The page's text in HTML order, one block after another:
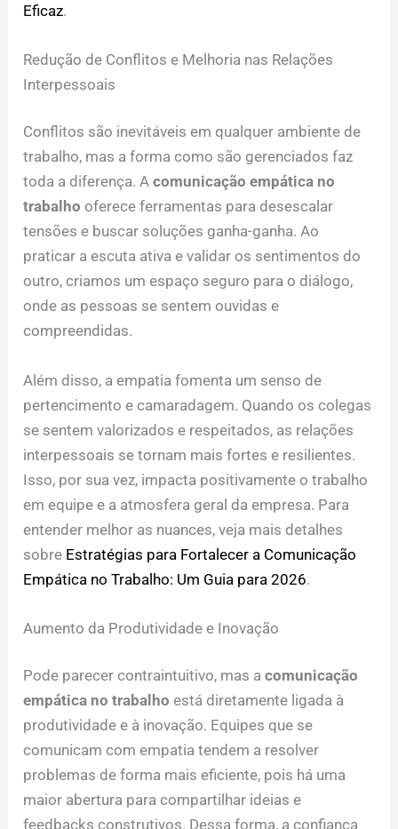
Eficaz.
Redução de Conflitos e Melhoria nas Relações
Interpessoais
Conflitos são inevitáveis em qualquer ambiente de
trabalho, mas a forma como são gerenciados faz
toda a diferença. Acomunicação empática no
trabalho oferece ferramentas para desescalar
tensões e buscar soluções ganha-ganha. Ao
praticar a escuta ativa e validar os sentimentos do
outro, criamos um espaço seguro para o diálogo,
onde as pessoas se sentem ouvidas e
compreendidas.
Além disso, a empatia fomenta um senso de
pertencimento e camaradagem. Quando os colegas
se sentem valorizados e respeitados, as relações
interpessoais se tornam mais fortes e resilientes.
Isso, por sua vez, impacta positivamente o trabalho
em equipe e a atmosfera geral da empresa. Para
entender melhor as nuances, veja mais detalhes
sobre Estratégias para Fortalecer a Comunicação
Empática no Trabalho: Um Guia para 2026.
Aumento da Produtividade e Inovação
Pode parecer contraintuitivo, mas acomunicação
empática no trabalho está diretamente ligada à
produtividade e à inovação. Equipes que se
comunicam com empatia tendem a resolver
problemas de forma mais eficiente, pois há uma
maior abertura para compartilhar ideias e
feedbacks construtivos. Dessa forma, a confiança